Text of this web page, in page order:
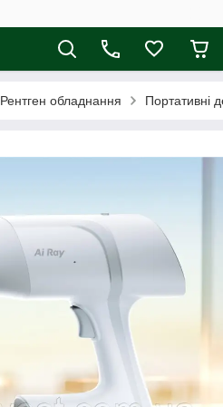
Рентген обладнання Портативні